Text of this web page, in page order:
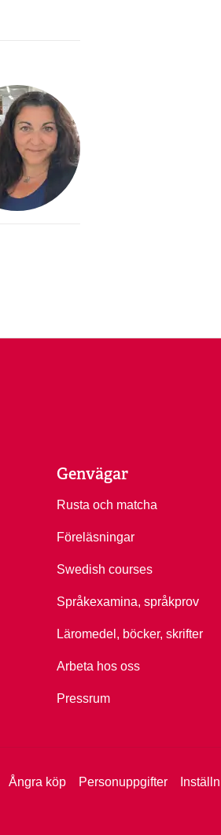
Genvägar
Rusta och matcha
Föreläsningar
Swedish courses
Språkexamina, språkprov
Läromedel, böcker, skrifter
Arbeta hos oss
Pressrum
Ångra köp Personuppgifter